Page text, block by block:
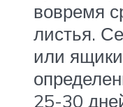
вовремя
листья.
или
25-30